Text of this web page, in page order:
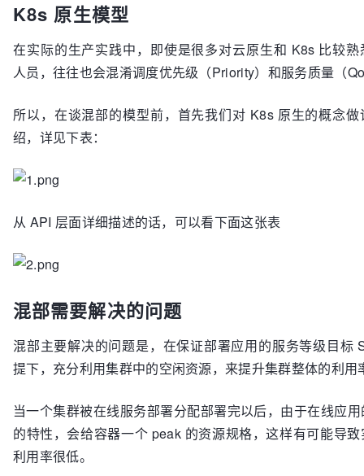
K8s 原生模型
在实际的生产实践中，即使是很多对云原生和 K8s 比较熟
人员，往往也会混淆调度优先级（Priority）和服务质量（
所以，在谈混部的模型前，首先我们对 K8s 原生的概念做
绍，详见下表：
从 API 层面详细描述的话，可以看下面这张表
混部需要解决的问题
混部主要解决的问题是，在保证部署应用的服务等级目标
提下，充分利用集群中的空闲资源，来提升集群整体的利用
当一个集群被在线服务部署分配部署完以后，由于在线应
的特性，会给容器一个 peak 的资源规格，这样有可能导
利用率很低。